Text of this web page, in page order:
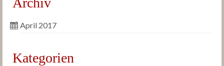
April 2017
Kategorien